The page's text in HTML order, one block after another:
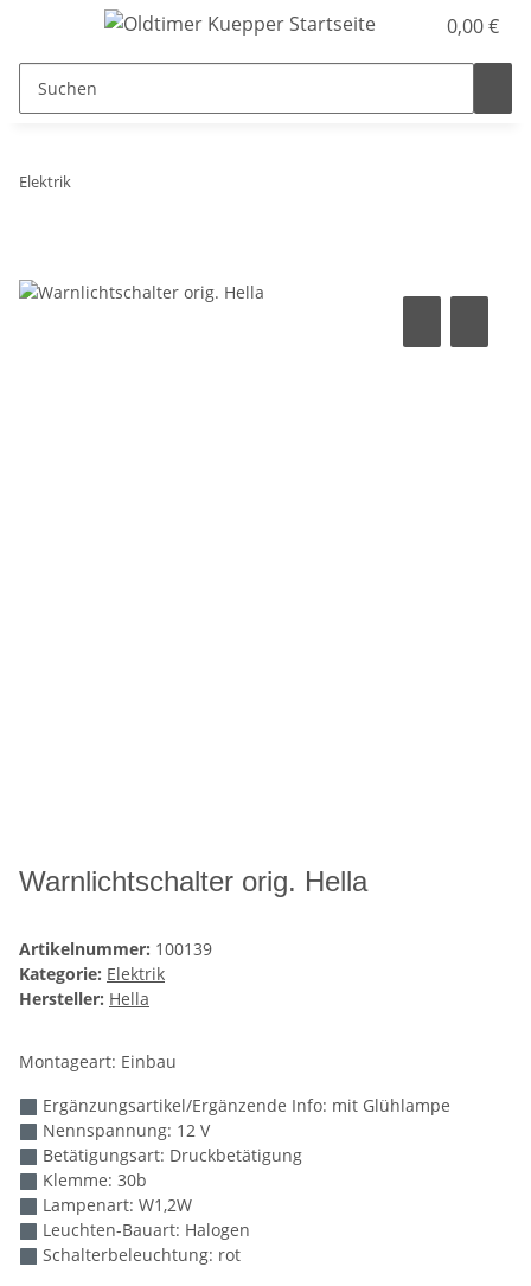
0,00 €
Elektrik
Warnlichtschalter orig. Hella
Artikelnummer: 100139
Kategorie: Elektrik
Hersteller: Hella
Montageart: Einbau
Ergänzungsartikel/Ergänzende Info: mit Glühlampe
Nennspannung: 12 V
Betätigungsart: Druckbetätigung
Klemme: 30b
Lampenart: W1,2W
Leuchten-Bauart: Halogen
Schalterbeleuchtung: rot